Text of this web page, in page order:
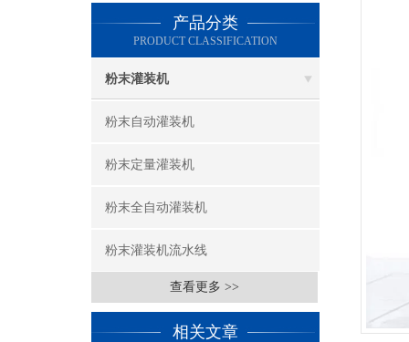
产品分类
PRODUCT CLASSIFICATION
粉末灌装机
粉末自动灌装机
粉末定量灌装机
粉末全自动灌装机
粉末灌装机流水线
查看更多 >>
相关文章